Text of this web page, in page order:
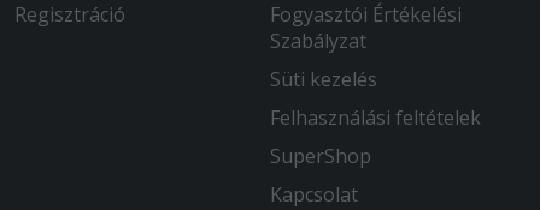
Regisztráció
Fogyasztói Értékelési
Szabályzat
Süti kezelés
Felhasználási feltételek
SuperShop
Kapcsolat